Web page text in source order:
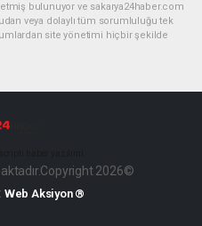
bulunuyor ve sakarya24haber.com
veya dolaylı tüm sorumluluğu tek
site yönetimi hiçbir şekilde
2026©
Web Aksiyon ®